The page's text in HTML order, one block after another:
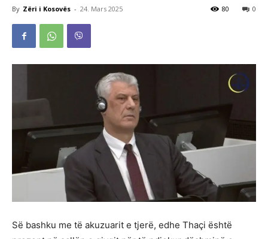
By Zëri i Kosovës - 24. Mars 2025 0
80
Së bashku me të akuzuarit e tjerë, edhe Thaçi është